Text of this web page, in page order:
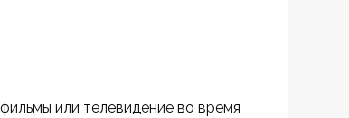
или телевидение во время